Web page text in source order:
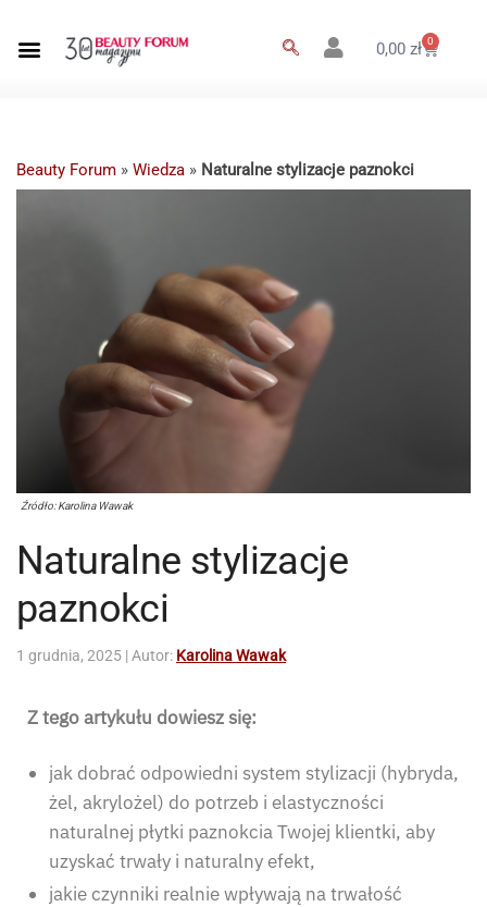
0,00zł 0
Beauty Forum » Wiedza » Naturalne stylizacje paznokci
Źródło: Karolina Wawak
Naturalne stylizacje
paznokci
1 grudnia, 2025 | Autor: Karolina Wawak
Z tego artykułu dowiesz się:
jak dobrać odpowiedni system stylizacji (hybryda,
żel, akrylożel) do potrzeb i elastyczności
naturalnej płytki paznokcia Twojej klientki, aby
uzyskać trwały i naturalny efekt,
jakie czynniki realnie wpływają na trwałość